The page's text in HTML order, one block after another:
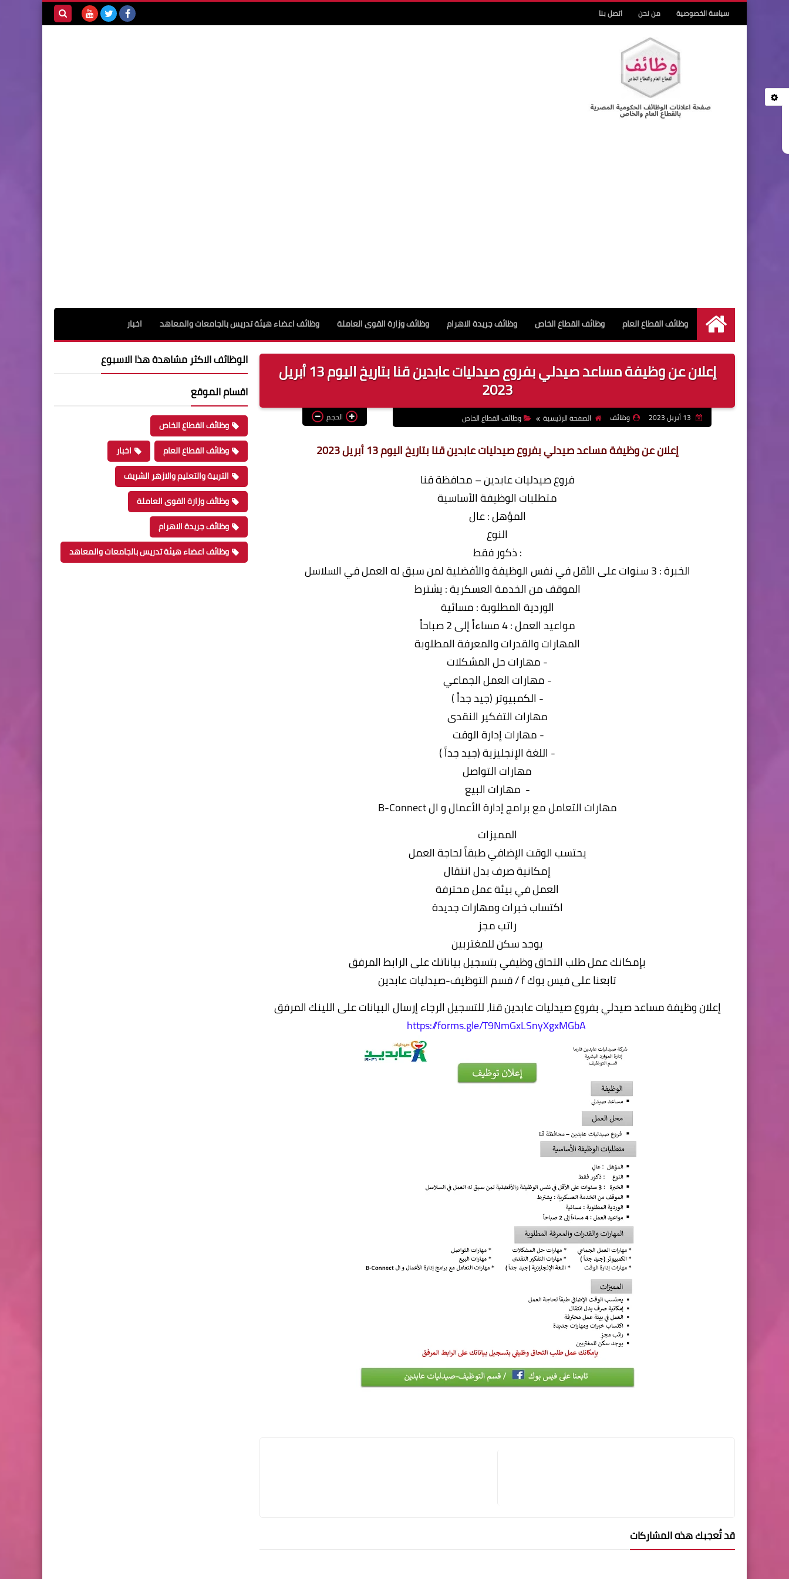
سياسة الخصوصية من نحن اتصل بنا
الرئيسية
وظائف القطاع العام وظائف القطاع الخاص وظائف جريدة الاهرام وظائف وزارة القوى العاملة وظائف اعضاء هيئة تدريس بالجامعات والمعاهد اخبار
إعلان عن وظيفة مساعد صيدلي بفروع صيدليات عابدين قنا بتاريخ اليوم 13 أبريل
2023
وظائف الصفحة الرئيسية وظائف القطاع الخاص الحجم
إعلان عن وظيفة مساعد صيدلي بفروع صيدليات عابدين قنا بتاريخ اليوم 13 أبريل 2023
فروع صيدليات عابدين – محافظة قنا
متطلبات الوظيفة الأساسية
المؤهل : عال
النوع
: ذكور فقط
الخبرة : 3 سنوات على الأقل في نفس الوظيفة والأفضلية لمن سبق له العمل في السلاسل
الموقف من الخدمة العسكرية : يشترط
الوردية المطلوبة : مسائية
مواعيد العمل : 4 مساءاً إلى 2 صباحاً
المهارات والقدرات والمعرفة المطلوبة
- مهارات حل المشكلات
- مهارات العمل الجماعي
- الكمبيوتر (جيد جداً )
مهارات التفكير النقدى
- مهارات إدارة الوقت
- اللغة الإنجليزية (جيد جداً )
مهارات التواصل
- مهارات البيع
مهارات التعامل مع برامج إدارة الأعمال و ال B-Connect
المميزات
يحتسب الوقت الإضافي طبقاً لحاجة العمل
إمكانية صرف بدل انتقال
العمل في بيئة عمل محترفة
اكتساب خبرات ومهارات جديدة
راتب مجز
يوجد سكن للمغتربين
بإمكانك عمل طلب التحاق وظيفي بتسجيل بياناتك على الرابط المرفق
تابعنا على فيس بوك f / قسم التوظيف-صيدليات عابدين
إعلان وظيفة مساعد صيدلي بفروع صيدليات عابدين قنا، للتسجيل الرجاء إرسال البيانات على اللينك المرفق
https://forms.gle/T9NmGxLSnyXgxMGbA
قد تُعجبك هذه المشاركات
الوظائف الاكثر مشاهدة هذا الاسبوع
اقسام الموقع
وظائف القطاع الخاص
وظائف القطاع العام
اخبار
التربية والتعليم والازهر الشريف
وظائف وزارة القوى العاملة
وظائف جريدة الاهرام
وظائف اعضاء هيئة تدريس بالجامعات والمعاهد